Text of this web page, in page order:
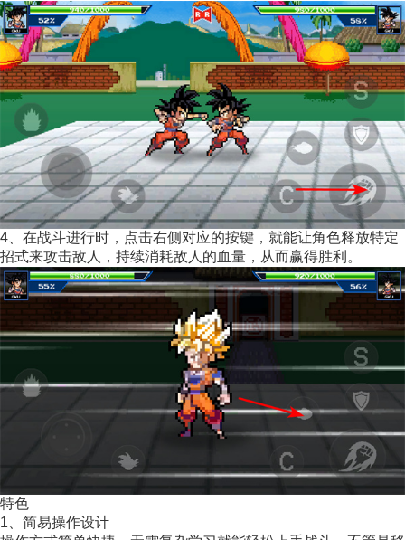
4、在战斗进行时，点击右侧对应的按键，就能让角色释放特定
招式来攻击敌人，持续消耗敌人的血量，从而赢得胜利。
特色
1、简易操作设计